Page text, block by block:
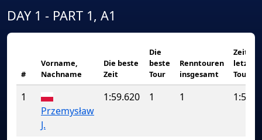
DAY 1 - PART 1, A1
#
Vorname,
Nachname
Die beste
Zeit
Die
beste
Tour
Renntouren
insgesamt
Zeit der
letzten
Tour
1
Przemysław
J.
1:59.620 1 1